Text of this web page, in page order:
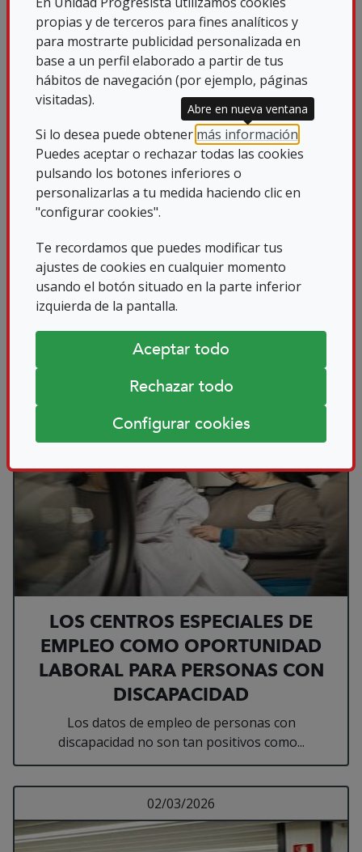
propias y de terceros para fines analíticos y
para mostrarte publicidad personalizada en
base a un perfil elaborado a partir de tus
hábitos de navegación (por ejemplo, páginas
visitadas).
Si lo desea puede obtener más información
Puedes aceptar o rechazar todas las cookies
pulsando los botones inferiores o
personalizarlas a tu medida haciendo clic en
"configurar cookies".
Te recordamos que puedes modificar tus
ajustes de cookies en cualquier momento
usando el botón situado en la parte inferior
izquierda de la pantalla.
Aceptar todo
Rechazar todo
Configurar cookies
Abre en nueva ventana
02/03/2026
ILUNION IMPULSA LA INCLUSIÓN
CON LOS ENCUENTROS “CON-
TACTO”
ILUNION ha puesto en marcha el ciclo de
encuentros empresariales “Con-Tacto...
Leer más sobre
LOS CENTROS ESPECIALES DE
EMPLEO COMO OPORTUNIDAD
LABORAL PARA PERSONAS CON
DISCAPACIDAD
Los datos de empleo de personas con
discapacidad no son tan positivos como...
Leer más sobre LOS
02/03/2026Leer más sobre